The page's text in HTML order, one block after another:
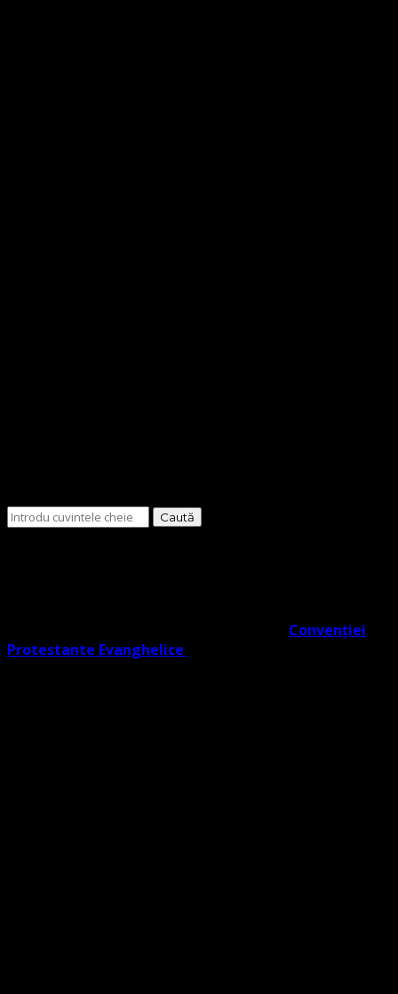
Cauți
ceva?
Convenției
Protestante Evanghelice